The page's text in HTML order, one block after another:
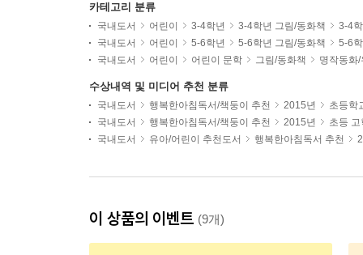
카테고리 분류
국내도서 어린이 3-4학년 3-4학년 그림/동화책
3-4
국내도서
어린이 5-6학년 5-6학년 그림/동화책
5-6
국내도서
어린이 어린이 문학 그림/동화책 명작동화/
수상내역 및 미디어 추천 분류
국내도서 행복한아침독서/책둥이 추천 2015년
초등학
국내도서
행복한아침독서/책둥이 추천 2015년
초등
국내도서
유아/어린이 추천도서 행복한아침독서 추천
이 상품의 이벤트 (9개)